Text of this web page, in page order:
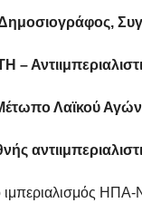
Λαϊκού
ΗΠΑ-